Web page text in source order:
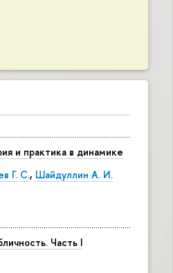
и практика в динамике
Г. С., Шайдуллин А. И.
Часть I